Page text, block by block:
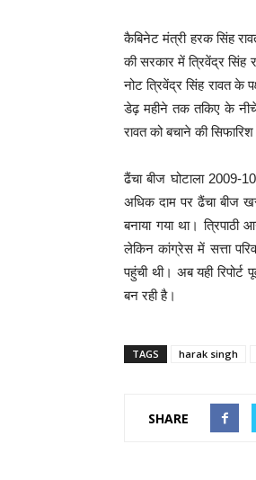
कैबिनेट मंत्री हरक सिंह
की सरकार में त्रिवेंद्र सिंह
नोट त्रिवेंद्र सिंह रावत के
डेढ़ महीने तक तकिए के नीचे
रावत को बचाने की
ढैंचा बीज घोटाला 2009-
अधिक दाम पर ढैंचा बीज
बनाया गया था। त्रिपाठी
लेकिन कांग्रेस में सत्ता
पहुंची थी। अब यही
बन रही है।
TAGS harak singh
SHARE